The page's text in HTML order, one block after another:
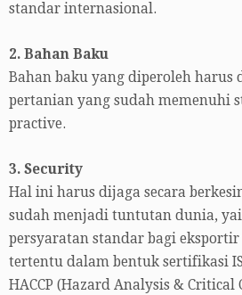
standar internasional.
2. Bahan Baku
Bahan baku yang diperoleh harus
pertanian yang sudah memenuhi
practive.
3. Security
Hal ini harus dijaga secara
sudah menjadi tuntutan dunia,
persyaratan standar bagi
tertentu dalam bentuk sertifikasi
HACCP (Hazard Analysis & Critical